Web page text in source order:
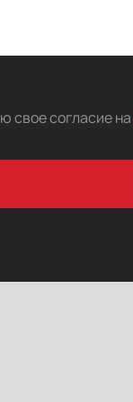
свое согласие на